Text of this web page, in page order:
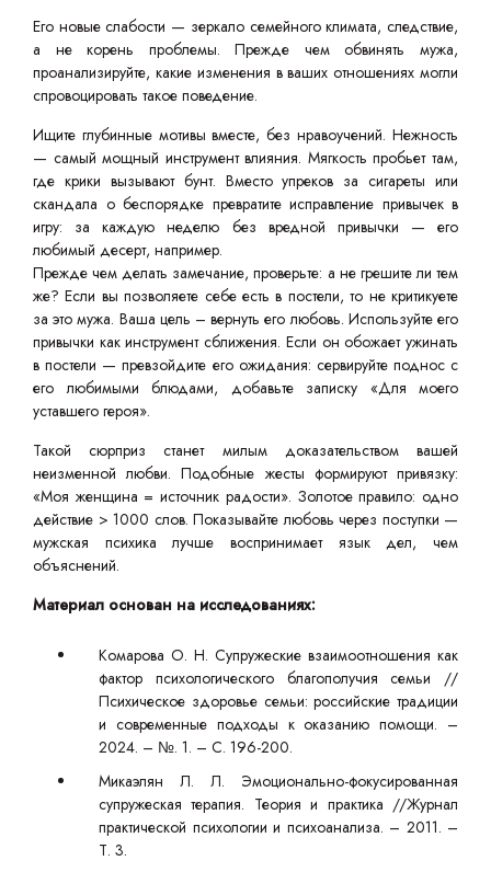
Его новые слабости — зеркало семейного климата, следствие,
а не корень проблемы. Прежде чем обвинять мужа,
проанализируйте, какие изменения в ваших отношениях могли
спровоцировать такое поведение.
Ищите глубинные мотивы вместе, без нравоучений. Нежность
— самый мощный инструмент влияния. Мягкость пробьет там,
где крики вызывают бунт. Вместо упреков за сигареты или
скандала о беспорядке превратите исправление привычек в
игру: за каждую неделю без вредной привычки — его
любимый десерт, например.
Прежде чем делать замечание, проверьте: а не грешите ли тем
же? Если вы позволяете себе есть в постели, то не критикуете
за это мужа. Ваша цель – вернуть его любовь. Используйте его
привычки как инструмент сближения. Если он обожает ужинать
в постели — превзойдите его ожидания: сервируйте поднос с
его любимыми блюдами, добавьте записку «Для моего
уставшего героя».
Такой сюрприз станет милым доказательством вашей
неизменной любви. Подобные жесты формируют привязку:
«Моя женщина = источник радости». Золотое правило: одно
действие > 1000 слов. Показывайте любовь через поступки —
мужская психика лучше воспринимает язык дел, чем
объяснений.
Материал основан на исследованиях:
Комарова О. Н. Супружеские взаимоотношения как
фактор психологического благополучия семьи //
Психическое здоровье семьи: российские традиции
и современные подходы к оказанию помощи. –
2024. – №. 1. – С. 196-200.
Микаэлян Л. Л. Эмоционально-фокусированная
супружеская терапия. Теория и практика //Журнал
практической психологии и психоанализа. – 2011. –
Т. 3.